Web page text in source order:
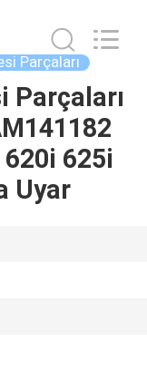
Parçaları
Parçaları
625i
Uyar